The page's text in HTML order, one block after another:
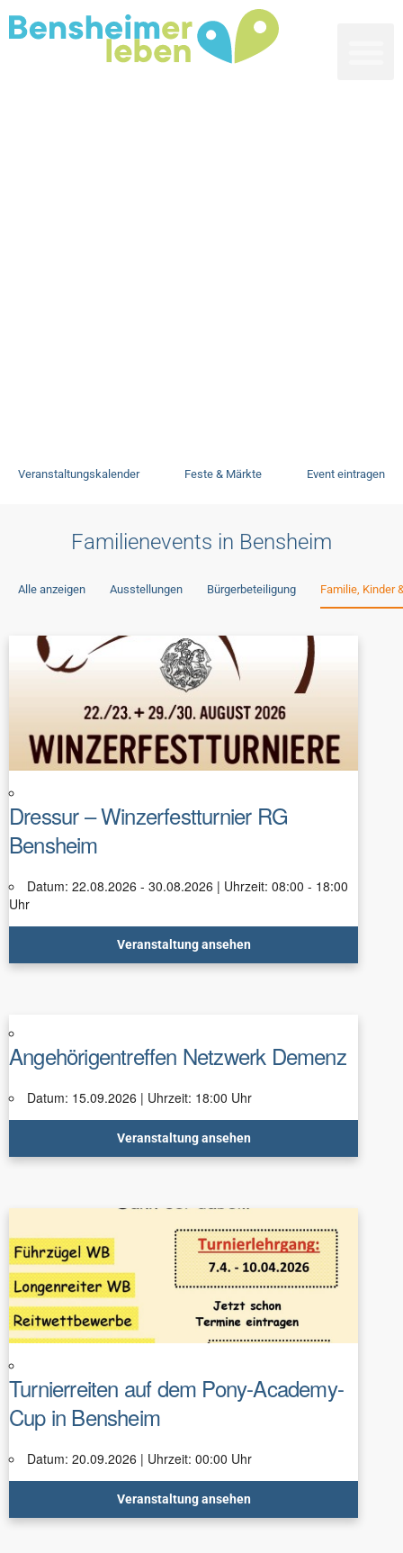
Veranstaltungskalender Feste & Märkte Event eintragen
Familienevents in Bensheim
Alle anzeigen Ausstellungen Bürgerbeteiligung Familie, Kinder
Dressur – Winzerfestturnier RG
Bensheim
Datum: 22.08.2026 - 30.08.2026 | Uhrzeit: 08:00 - 18:00
Uhr
Veranstaltung ansehen
Angehörigentreffen Netzwerk Demenz
Datum: 15.09.2026 | Uhrzeit: 18:00 Uhr
Veranstaltung ansehen
Turnierreiten auf dem Pony-Academy-
Cup in Bensheim
Datum: 20.09.2026 | Uhrzeit: 00:00 Uhr
Veranstaltung ansehen